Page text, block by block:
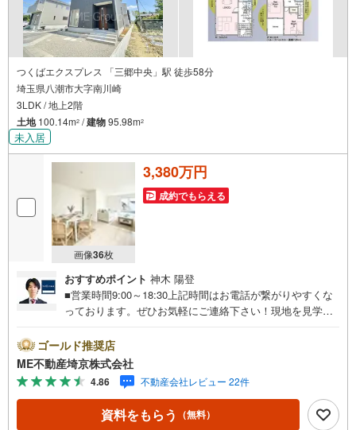
つくばエクスプレス 「三郷中央」駅 徒歩58分
埼玉県八潮市大字南川崎
3LDK / 地上2階
土地100.14m2 /建物95.98m2
未入居
画像36枚
3,380万円
成約でもらえる
おすすめポイント 神木 陽登
■営業時間9:00～18:30上記時間はお電話が繋がりやすくな
っております。ぜひお気軽にご連絡下さい！現地を見学さ
ご希望の日時をご記入いただけますとスムーズにご案内が
可能です。■ご来店特典1.ご見学、ご来店後にアンケート記
入でもれなく3、000円のQUOカードプレゼント（1組様1回
限り後日郵送）2.未公開の物件情報をご紹介3.不動産ご購
入、ご売却、太陽光発電システムご検討中のお客様、ご紹
介でもれなくQUOカード3、000円分プレゼント更にご紹介
ゴールド推奨店
ME不動産埼京株式会社
4.86 不動産会社レビュー 22件
資料をもらう （無料）